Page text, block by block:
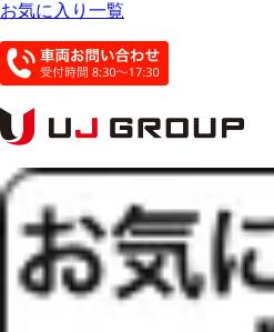
お気に入り一覧